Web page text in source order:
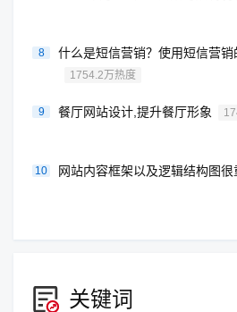
8 什么是短信营销？使用短信营销
1754.2万热度
9 餐厅网站设计,提升餐厅形象
10 网站内容框架以及逻辑结构图很
关键词